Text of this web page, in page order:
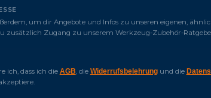
um dir Angebote und Infos zu unseren eigenen,
zusätzlich Zugang zu unserem Werkzeug-Zubehör-
ich, dass ich die AGB, die Widerrufsbelehrungund die